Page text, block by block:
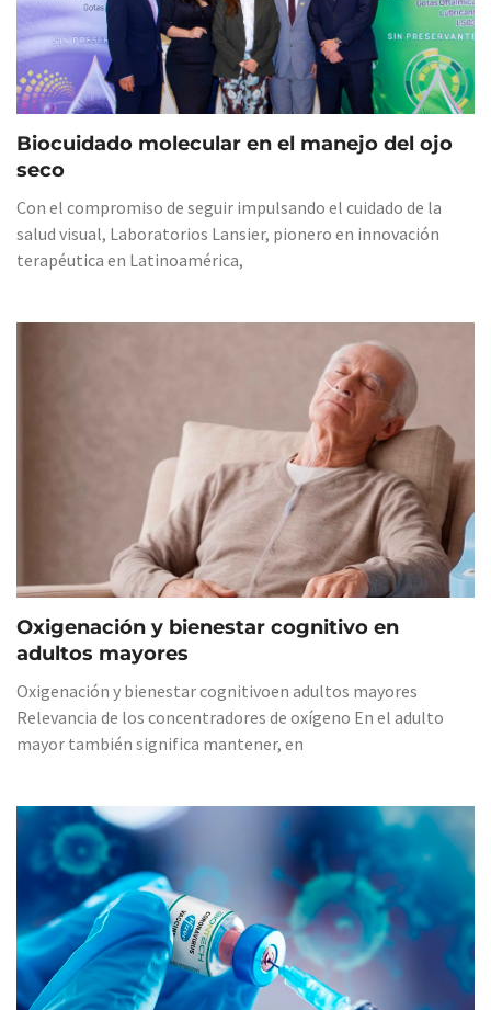
Biocuidado molecular en el manejo del ojo
seco
Con el compromiso de seguir impulsando el cuidado de la
salud visual, Laboratorios Lansier, pionero en innovación
terapéutica en Latinoamérica,
Oxigenación y bienestar cognitivo en
adultos mayores
Oxigenación y bienestar cognitivoen adultos mayores
Relevancia de los concentradores de oxígeno En el adulto
mayor también significa mantener, en